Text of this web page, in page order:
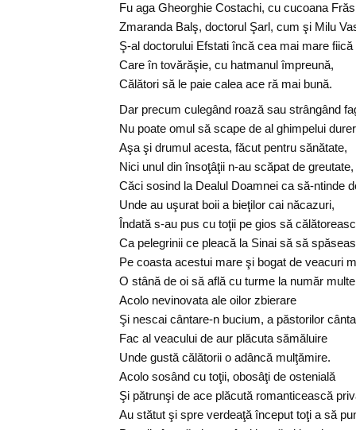
Fu aga Gheorghie Costachi, cu cucoana
Zmaranda Balş, doctorul Şarl, cum şi Milu
Ş-al doctorului Efstati încă cea mai mare fiică
Care în tovărăşie, cu hatmanul împreună,
Călători să le paie calea ace ră mai bună.
Dar precum culegând roază sau strângând
Nu poate omul să scape de al ghimpelui
Aşa şi drumul acesta, făcut pentru sănătate,
Nici unul din însoţâţii n-au scăpat de greutate,
Căci sosind la Dealul Doamnei ca să-ntinde
Unde au uşurat boii a bieţilor cai năcazuri,
Îndată s-au pus cu toţii pe gios să
Ca pelegrinii ce pleacă la Sinai să să
Pe coasta acestui mare şi bogat de veacuri
O stână de oi să află cu turme la număr
Acolo nevinovata ale oilor zbierare
Şi nescai cântare-n bucium, a păstorilor
Fac al veacului de aur plăcuta sămăluire
Unde gustă călătorii o adâncă mulţămire.
Acolo sosând cu toţii, obosâţi de ostenială
Şi pătrunşi de ace plăcută romanticească
Au stătut şi spre verdeaţă început toţi a să